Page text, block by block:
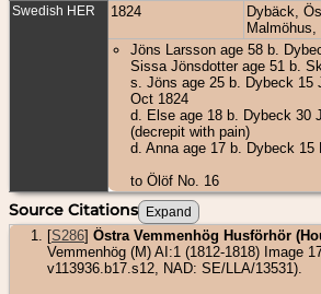
Swedish HER 1824
Dybäck,
Malmöhus,
Jöns Larsson age 58 b.
Sissa Jönsdotter age 51 b.
s. Jöns age 25 b. Dybeck 15
Oct 1824
d. Else age 18 b. Dybeck 30
(decrepit with pain)
d. Anna age 17 b. Dybeck 15
to Ölöf No. 16
Source Citations
[S286] Östra Vemmenhög Husförhör
Vemmenhög (M) AI:1 (1812-1818) Image
v113936.b17.s12, NAD: SE/LLA/13531).